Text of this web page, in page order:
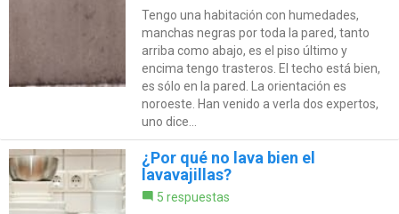
Tengo una habitación con humedades,
manchas negras por toda la pared, tanto
arriba como abajo, es el piso último y
encima tengo trasteros. El techo está bien,
es sólo en la pared. La orientación es
noroeste. Han venido a verla dos expertos,
uno dice...
¿Por qué no lava bien el
lavavajillas?
5 respuestas